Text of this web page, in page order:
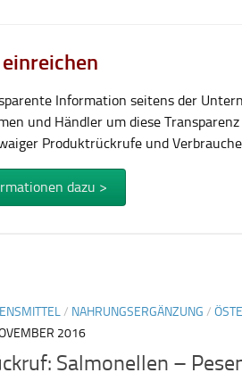
Information seitens der
und Händler um diese
Produktrückrufe und
dazu >
/ NAHRUNGSERGÄNZUNG /
2016
Salmonellen –